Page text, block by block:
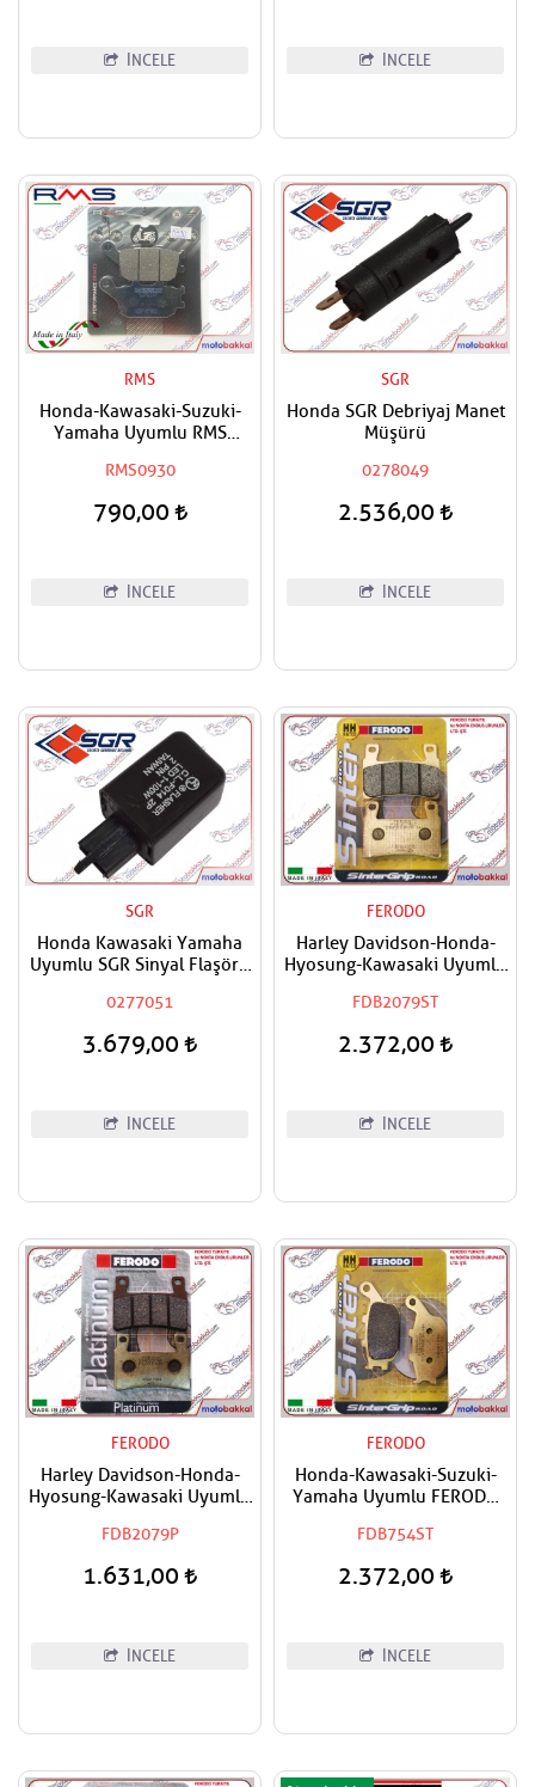
İNCELE İNCELE
RMS
Honda-Kawasaki-Suzuki-
Yamaha Uyumlu RMS
RMS0930
790,00
İNCELE
SGR
Honda SGR Debriyaj Manet
Müşürü
0278049
2.536,00
İNCELE
SGR
Honda Kawasaki Yamaha
Uyumlu SGR Sinyal Flaşörü
0277051
3.679,00
İNCELE
FERODO
Harley Davidson-Honda-
Hyosung-Kawasaki Uyumlu
Sinter Fren Balatası
FDB2079ST
2.372,00
İNCELE
FERODO
Harley Davidson-Honda-
Hyosung-Kawasaki Uyumlu
Organik Fren Balatası
FDB2079P
1.631,00
İNCELE
FERODO
Honda-Kawasaki-Suzuki-
Yamaha Uyumlu FERODO
FDB754ST
2.372,00
İNCELE